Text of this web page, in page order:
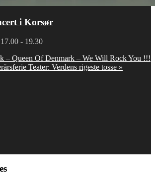
i Korsør
- 19.30
– Queen Of Denmark – We Will Rock You !!!
Teater: Verdens rigeste tosse »